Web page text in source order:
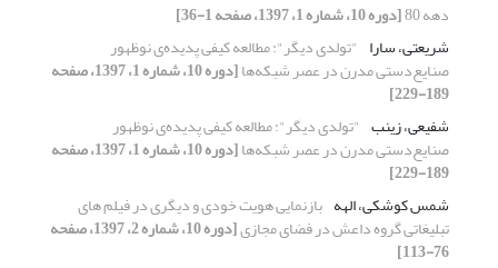
دهه 80
[دوره 10، شماره 1، 1397، صفحه 1-36]
شریعتی، سارا "تولدی دیگر": مطالعه کیفی پدیده‌ی نوظهور
صنایع‌دستی مدرن در عصر شبکه‌ها [دوره 10، شماره 1، 1397، صفحه
189-229]
شفیعی، زینب "تولدی دیگر": مطالعه کیفی پدیده‌ی نوظهور
صنایع‌دستی مدرن در عصر شبکه‌ها [دوره 10، شماره 1، 1397، صفحه
189-229]
شمس کوشکی، الهه بازنمایی هویت خودی و دیگری در فیلم های
تبلیغاتی گروه داعش در فضای مجازی [دوره 10، شماره 2، 1397، صفحه
76-113]